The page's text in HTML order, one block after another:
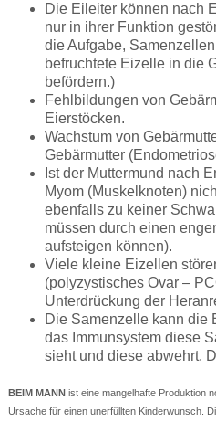
Die Eileiter können nach
nur in ihrer Funktion
die Aufgabe,
befruchtete Eizelle in die
befördern.)
Fehlbildungen von
Eierstöcken.
Wachstum von
Gebärmutter
Ist der Muttermund nach
Myom (Muskelknoten)
ebenfalls zu keiner
müssen durch einen
aufsteigen können).
Viele kleine Eizellen
(polyzystisches Ovar –
Unterdrückung der
Die Samenzelle kann die
das Immunsystem diese
sieht und diese abwehrt.
BEIM MANNist eine mangelhafte Produktion
Ursache für einen unerfüllten Kinderwunsch.